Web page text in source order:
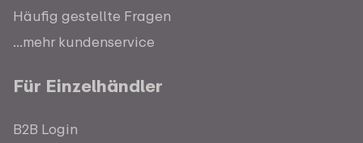
Häufig gestellte Fragen
...mehr kundenservice
Für Einzelhändler
B2B Login